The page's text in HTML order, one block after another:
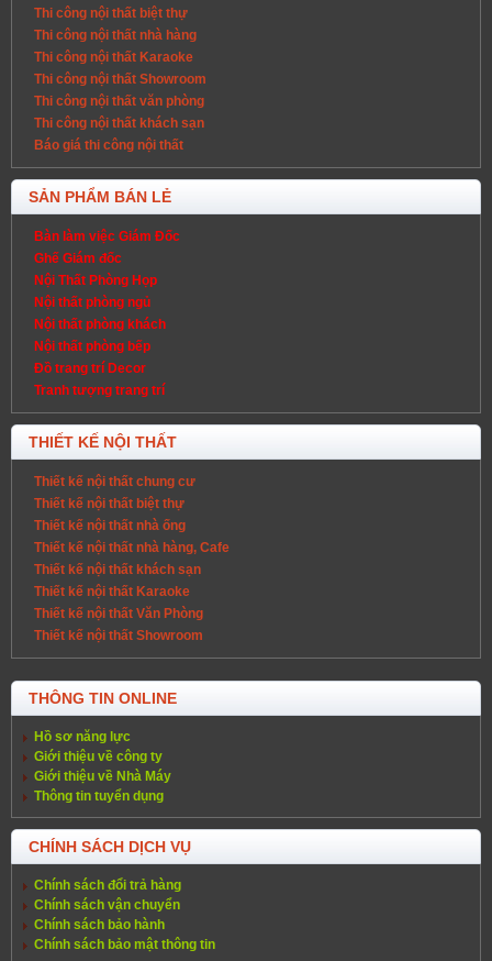
Thi công nội thất biệt thự
Thi công nội thất nhà hàng
Thi công nội thất Karaoke
Thi công nội thất Showroom
Thi công nội thất văn phòng
Thi công nội thất khách sạn
Báo giá thi công nội thất
SẢN PHẨM BÁN LẺ
Bàn làm việc Giám Đốc
Ghế Giám đốc
Nội Thất Phòng Họp
Nội thất phòng ngủ
Nội thất phòng khách
Nội thất phòng bếp
Đồ trang trí Decor
Tranh tượng trang trí
THIẾT KẾ NỘI THẤT
Thiết kế nội thất chung cư
Thiết kế nội thất biệt thự
Thiết kế nội thất nhà ống
Thiết kế nội thất nhà hàng, Cafe
Thiết kế nội thất khách sạn
Thiết kế nội thất Karaoke
Thiết kế nội thất Văn Phòng
Thiết kế nội thất Showroom
THÔNG TIN ONLINE
Hồ sơ năng lực
Giới thiệu về công ty
Giới thiệu về Nhà Máy
Thông tin tuyển dụng
CHÍNH SÁCH DỊCH VỤ
Chính sách đổi trả hàng
Chính sách vận chuyển
Chính sách bảo hành
Chính sách bảo mật thông tin